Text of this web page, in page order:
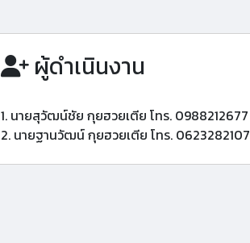
ผู้ดำเนินงาน
1. นายสุวัฒน์ชัย กุยฮวยเตีย โทร. 0988212677
2. นายฐานวัฒน์ กุยฮวยเตีย โทร. 0623282107